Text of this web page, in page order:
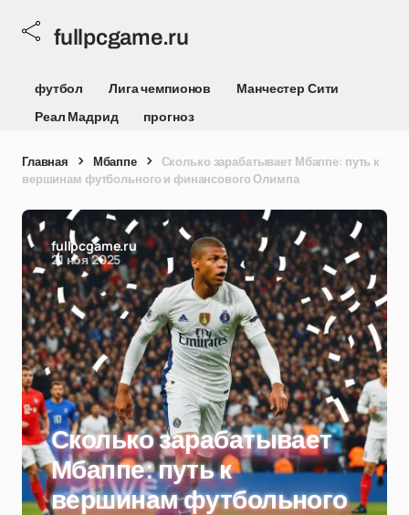
fullpcgame.ru
футбол Лига чемпионов
Манчестер Сити
Реал Мадрид
прогноз
Главная Мбаппе
Сколько зарабатывает Мбаппе: путь к
вершинам футбольного и финансового Олимпа
fullpcgame.ru
21 ноя 2025
Сколько зарабатывает
Мбаппе: путь к
вершинам футбольного